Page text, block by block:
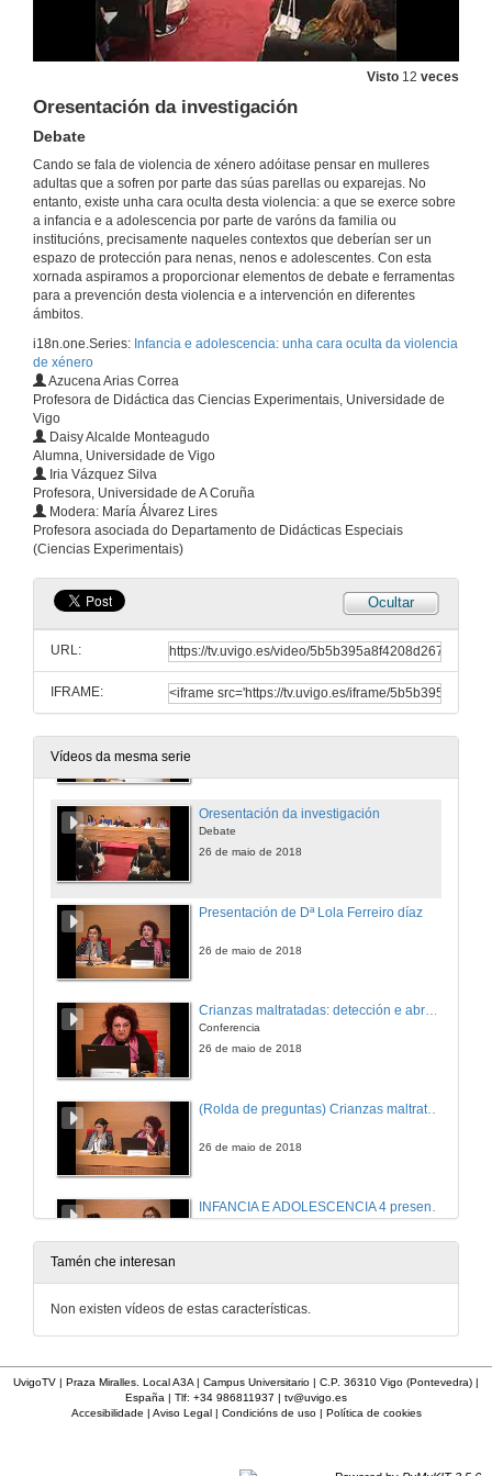
Visto 12 veces
Oresentación da investigación
Debate
Cando se fala de violencia de xénero adóitase pensar en mulleres
adultas que a sofren por parte das súas parellas ou exparejas. No
entanto, existe unha cara oculta desta violencia: a que se exerce sobre
a infancia e a adolescencia por parte de varóns da familia ou
institucións, precisamente naqueles contextos que deberían ser un
espazo de protección para nenas, nenos e adolescentes. Con esta
xornada aspiramos a proporcionar elementos de debate e ferramentas
para a prevención desta violencia e a intervención en diferentes
ámbitos.
i18n.one.Series: Infancia e adolescencia: unha cara oculta da violencia
de xénero
Azucena Arias Correa
Profesora de Didáctica das Ciencias Experimentais, Universidade de
Vigo
Daisy Alcalde Monteagudo
Alumna, Universidade de Vigo
Iria Vázquez Silva
Profesora, Universidade de A Coruña
Modera: María Álvarez Lires
Profesora asociada do Departamento de Didácticas Especiais
(Ciencias Experimentais)
Ocultar
URL:
IFRAME:
Vídeos da mesma serie
Intervención de Dª. Carme Fouces Díaz
26 de maio de 2018
26 de maio de 2018
Presentación das conferenciantes
26 de maio de 2018
26 de maio de 2018
Que é a violencia de xénero?
Tipos de violencia de xénero exercida sobre a infancia e a adolescencia
26 de maio de 2018
Barreiras na atención ...
Oresentación da investigación
Debate
26 de maio de 2018
Presentación de Dª Lola Ferreiro díaz
26 de maio de 2018
Crianzas maltratadas: detección e abrodaxe desde o ámbito sanitario
Conferencia
26 de maio de 2018
26 de maio de 2018
INFANCIA E ADOLESCENCIA 4 presentacion paz filgueira sin cut1
26 de maio de 2018
Tamén che interesan
Non existen vídeos de estas características.
UvigoTV | Praza Miralles. Local A3A | Campus Universitario | C.P. 36310 Vigo (Pontevedra) |
España | Tlf: +34 986811937 | tv@uvigo.es
Accesibilidade | Aviso Legal| Condicións de uso| Política de cookies